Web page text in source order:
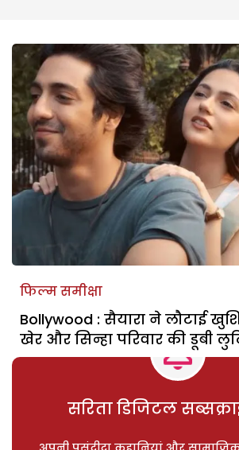
फिल्म समीक्षा
Bollywood : सैयारा ने लौटाई
खेर और सिन्हा परिवार की डूबी
सरिता डिजिटल